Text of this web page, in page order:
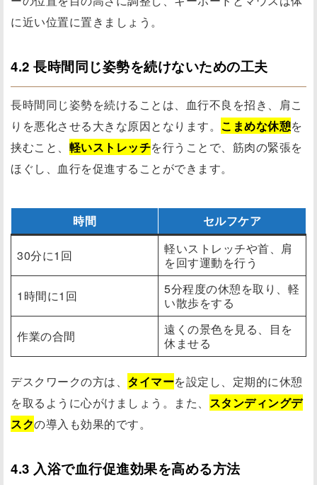
に近い位置に置きましょう。
4.2 長時間同じ姿勢を続けないための工夫
長時間同じ姿勢を続けることは、血行不良を招き、肩こ
りを悪化させる大きな原因となります。 こまめな休憩を
挟むこと、 軽いストレッチを行うことで、筋肉の緊張を
ほぐし、血行を促進することができます。
時間 セルフケア
30分に1回
軽いストレッチや首、肩
を回す運動を行う
1時間に1回
5分程度の休憩を取り、軽
い散歩をする
作業の合間
遠くの景色を見る、目を
休ませる
デスクワークの方は、 タイマーを設定し、定期的に休憩
を取るように心がけましょう。また、 スタンディングデ
スクの導入も効果的です。
4.3 入浴で血行促進効果を高める方法